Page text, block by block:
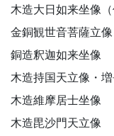
木造大日如来坐像（
金銅観世音菩薩立像
銅造釈迦如来坐像
木造持国天立像・
木造維摩居士坐像
木造毘沙門天立像